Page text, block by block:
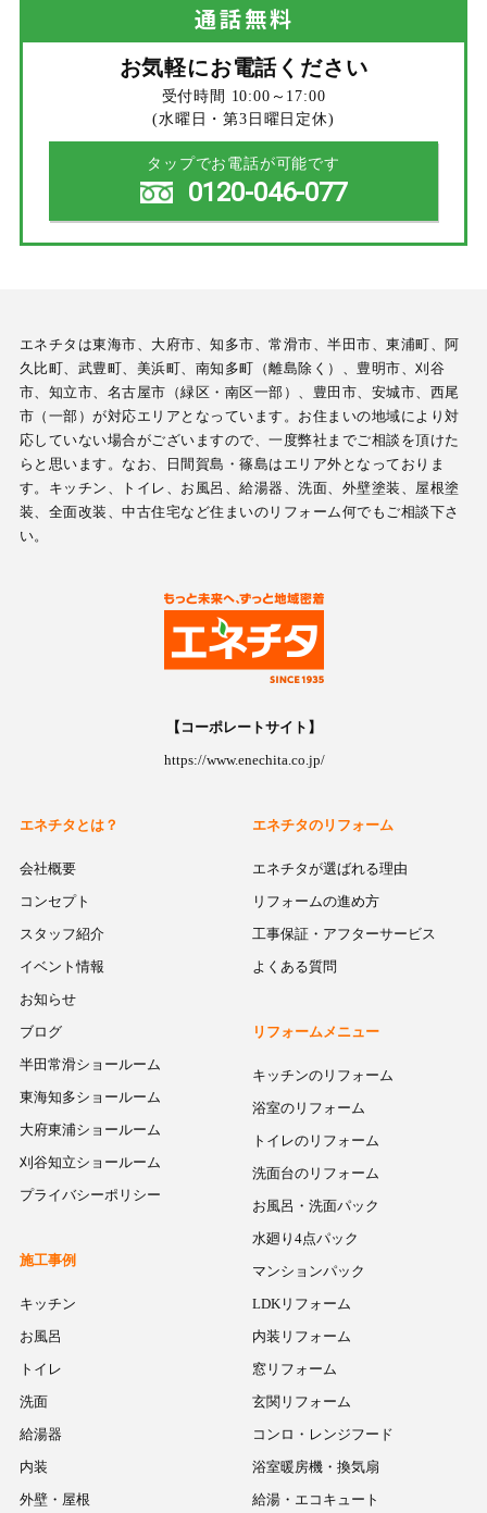
通話無料
お気軽にお電話ください
受付時間 10:00～17:00
(水曜日・第3日曜日定休)
タップでお電話が可能です
0120-046-077
エネチタは東海市、大府市、知多市、常滑市、半田市、東浦町、阿
久比町、武豊町、美浜町、南知多町（離島除く）、豊明市、刈谷
市、知立市、名古屋市（緑区・南区一部）、豊田市、安城市、西尾
市（一部）が対応エリアとなっています。お住まいの地域により対
応していない場合がございますので、一度弊社までご相談を頂けた
らと思います。なお、日間賀島・篠島はエリア外となっておりま
す。キッチン、トイレ、お風呂、給湯器、洗面、外壁塗装、屋根塗
装、全面改装、中古住宅など住まいのリフォーム何でもご相談下さ
い。
【コーポレートサイト】
https://www.enechita.co.jp/
エネチタとは？
会社概要
コンセプト
スタッフ紹介
イベント情報
お知らせ
ブログ
半田常滑ショールーム
東海知多ショールーム
大府東浦ショールーム
刈谷知立ショールーム
プライバシーポリシー
エネチタのリフォーム
エネチタが選ばれる理由
リフォームの進め方
工事保証・アフターサービス
よくある質問
リフォームメニュー
キッチンのリフォーム
浴室のリフォーム
トイレのリフォーム
洗面台のリフォーム
お風呂・洗面パック
水廻り4点パック
マンションパック
LDKリフォーム
内装リフォーム
窓リフォーム
玄関リフォーム
コンロ・レンジフード
浴室暖房機・換気扇
給湯・エコキュート
施工事例
キッチン
お風呂
トイレ
洗面
給湯器
内装
外壁・屋根